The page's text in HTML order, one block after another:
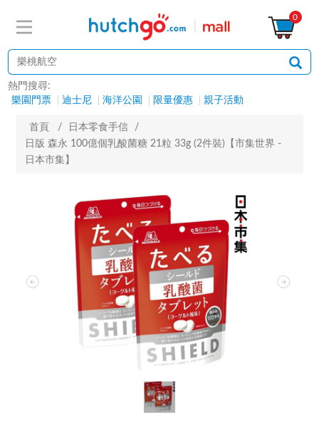
0
熱門搜尋:
樂園門票
迪士尼 海洋公園 限量優惠 親子活動
首頁 / 日本零食手信
/
日版 森永 100億個乳酸菌糖 21粒 33g (2件裝)【市集世界 -
日本市集】